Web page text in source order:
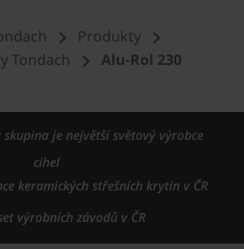
Produkty
Tondach
Alu-Rol 230
je největší světový výrobce
cihel
keramických střešních krytin v ČR
výrobních závodů v ČR